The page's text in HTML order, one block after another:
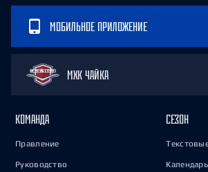
МОБИЛЬНОЕ ПРИЛОЖЕНИЕ
МХК ЧАЙКА
КОМАНДА
Правление
Руководство
СЕЗОН